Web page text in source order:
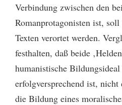
Verbindung zwischen den
Romanprotagonisten ist,
Texten verortet werden.
festhalten, daß beide
humanistische
erfolgversprechend ist,
die Bildung eines